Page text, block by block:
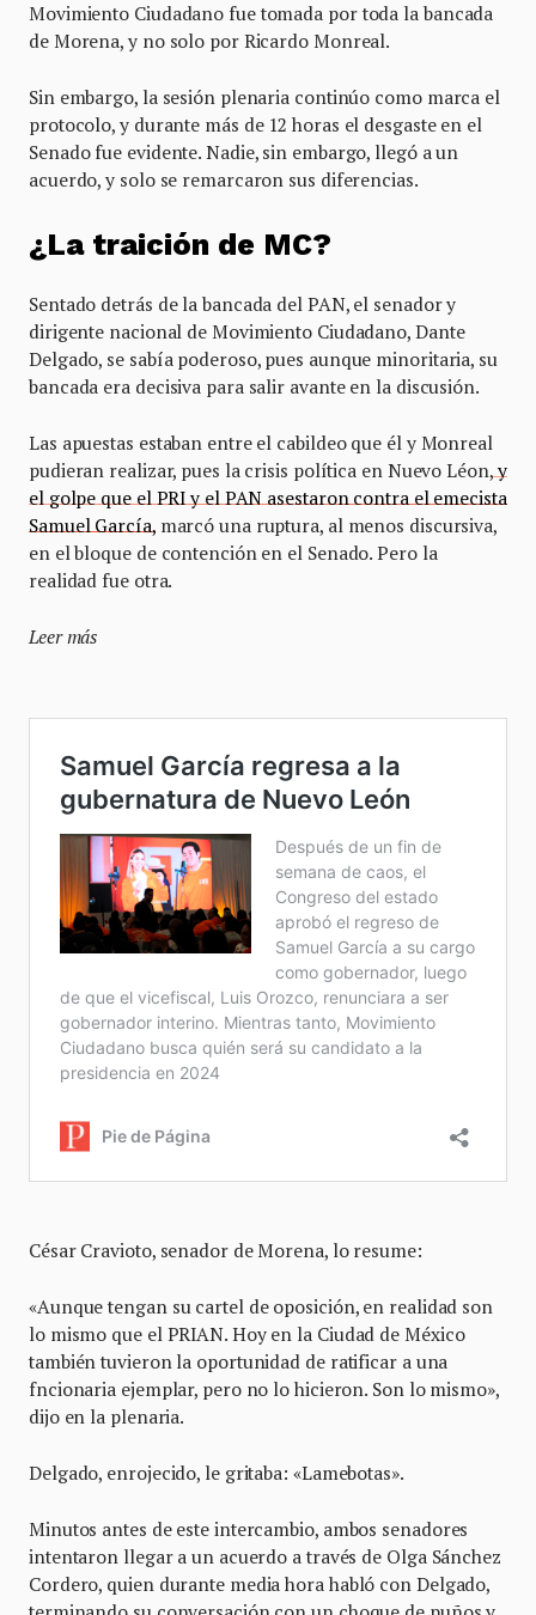
Movimiento Ciudadano fue tomada por toda la bancada
de Morena, y no solo por Ricardo Monreal.
Sin embargo, la sesión plenaria continúo como marca el
protocolo, y durante más de 12 horas el desgaste en el
Senado fue evidente. Nadie, sin embargo, llegó a un
acuerdo, y solo se remarcaron sus diferencias.
¿La traición de MC?
Sentado detrás de la bancada del PAN, el senador y
dirigente nacional de Movimiento Ciudadano, Dante
Delgado, se sabía poderoso, pues aunque minoritaria, su
bancada era decisiva para salir avante en la discusión.
Las apuestas estaban entre el cabildeo que él y Monreal
pudieran realizar, pues la crisis política en Nuevo Léon,y
el golpe que el PRI y el PAN asestaron contra el emecista
Samuel García,marcó una ruptura, al menos discursiva,
en el bloque de contención en el Senado. Pero la
realidad fue otra.
Leer más
César Cravioto, senador de Morena, lo resume:
«Aunque tengan su cartel de oposición, en realidad son
lo mismo que el PRIAN. Hoy en la Ciudad de México
también tuvieron la oportunidad de ratificar a una
fncionaria ejemplar, pero no lo hicieron. Son lo mismo»,
dijo en la plenaria.
Delgado, enrojecido, le gritaba: «Lamebotas».
Minutos antes de este intercambio, ambos senadores
intentaron llegar a un acuerdo a través de Olga Sánchez
Cordero, quien durante media hora habló con Delgado,